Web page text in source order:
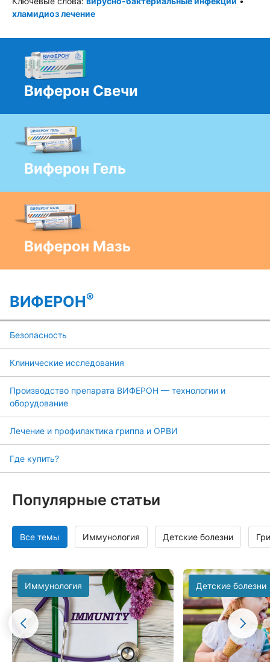
Виферон Свечи
Виферон Гель
Виферон Мазь
ВИФЕРОН®
Безопасность
Клинические исследования
Производство препарата ВИФЕРОН — технологии и
оборудование
Лечение и профилактика гриппа и ОРВИ
Где купить?
хламидиоз лечение
Популярные статьи
Все темы Иммунология Детские болезни
Иммунология Детские болезни